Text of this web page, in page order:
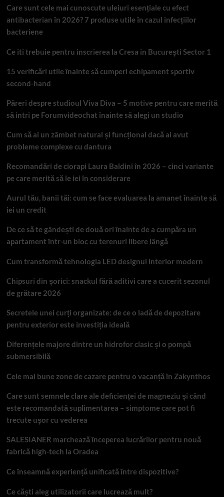
Care sunt cele mai cunoscute uleiuri esențiale cu efect
antibacterian în 2026? 7 produse utile în cazul infecțiilor
bacteriene
Ce iti trebuie pentru inscrierea la Cresa in București Sector 1
15 verificări utile înainte să cumperi echipament sportiv
second-hand
Păreri despre studioul Viva Diva – 5 motive pentru care merită
să intri pe Forumvideochat înainte să alegi un studio
Cum să ai un zâmbet natural și funcțional dacă ai avut
probleme complexe cu dantura
Recomandări de ciorapi Laura Baldini în 2026 – cinci variante
pe care merită să le iei în considerare
Aurul tău, banii tăi: cum se face evaluarea la amanet înainte să
iei un credit
De ce să te gândești de două ori înainte de a cumpăra un
apartament într-un bloc cu terenuri libere lângă
Cum transformă tehnologia LED designul interior modern
Chipsuri din șorici: snackul fără aditivi care a cucerit sezonul
de grătare 2026
Secretele unei curți organizate: de ce o ladă de depozitare
pentru exterior este investiția ideală
Diferențele majore dintre un hidrofor clasic și o pompă
submersibilă
Cele mai bune zone de cazare pentru o vacanță în Zakynthos
Care sunt semnele clare ale deficienței de magneziu și când
este recomandată suplimentarea – simptome care pot fi
trecute ușor cu vederea
SALESIANER marchează începerea lucrărilor pentru nouă
fabrică high-tech la Oradea
Ce înseamnă experiență unificată între dispozitive?
Ce căști aleg utilizatorii care lucrează mult?